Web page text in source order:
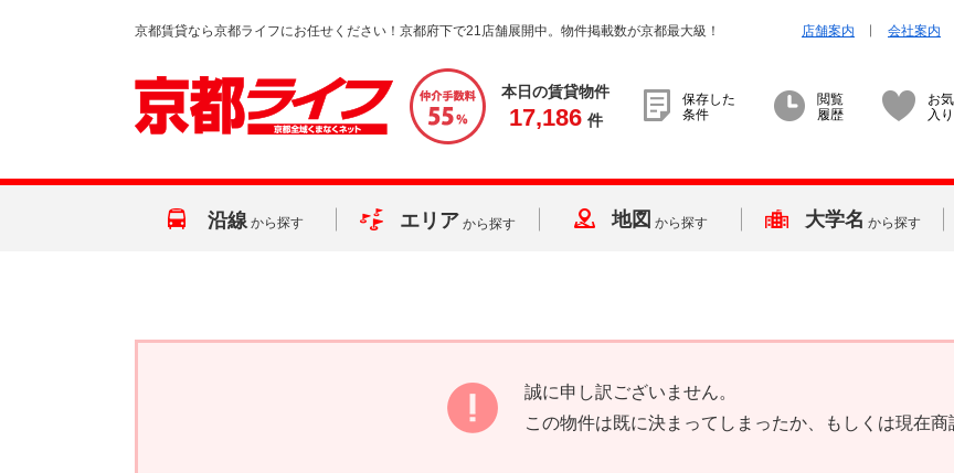
京都賃貸なら京都ライフにお任せください！京都府下で21店舗展開中。物件掲載数が京都最大級！ 店舗案内 会社案内
本日の賃貸物件
17,186 件
保存した
条件
閲覧
履歴
お
入り
沿線 から探す エリア から探す 地図 から探す 大学名 から探す
誠に申し訳ございません。
この物件は既に決まってしまったか、もしくは現在商